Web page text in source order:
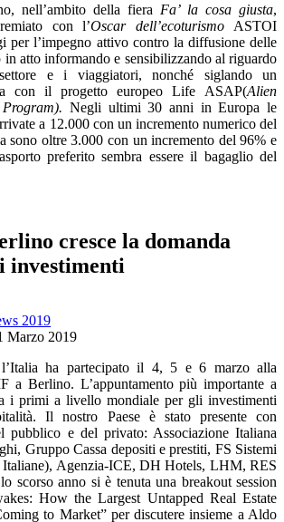
nell’ambito della fiera Fa’ la cosa giusta,
con l’Oscar dell’ecoturismo ASTOI
per l’impegno attivo contro la diffusione delle
in atto informando e sensibilizzando al riguardo
e i viaggiatori, nonché siglando un
con il progetto europeo Life ASAP(Alien
Program). Negli ultimi 30 anni in Europa le
a 12.000 con un incremento numerico del
sono oltre 3.000 con un incremento del 96% e
preferito sembra essere il bagaglio del
cresce la domanda
investimenti
2019
Marzo 2019
l’Italia ha partecipato il 4, 5 e 6 marzo alla
a Berlino. L’appuntamento più importante a
i primi a livello mondiale per gli investimenti
Il nostro Paese è stato presente con
pubblico e del privato: Associazione Italiana
Gruppo Cassa depositi e prestiti, FS Sistemi
Agenzia-ICE, DH Hotels, LHM, RES
scorso anno si è tenuta una breakout session
How the Largest Untapped Real Estate
to Market” per discutere insieme a Aldo